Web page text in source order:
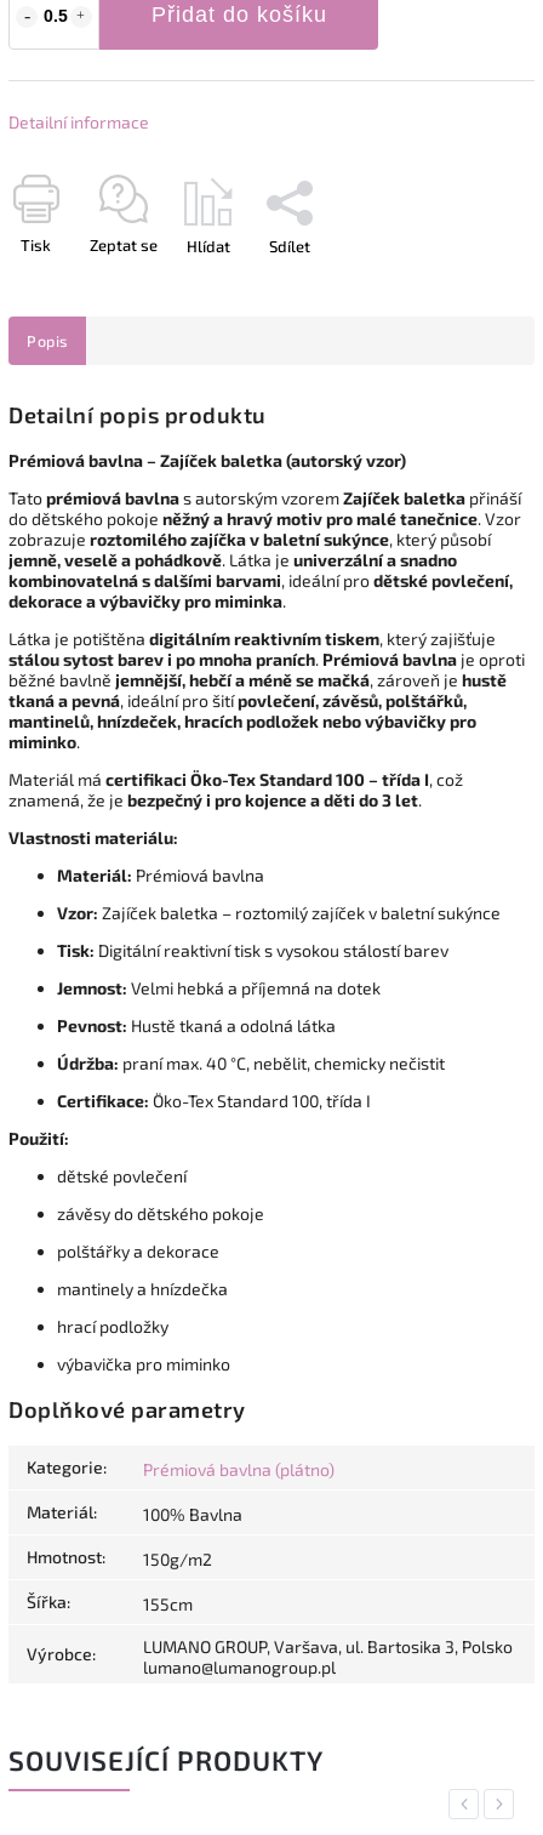
Přidat do košíku
Detailní informace
Tisk Zeptat se Hlídat Sdílet
Popis
Detailní popis produktu
Prémiová bavlna – Zajíček baletka (autorský vzor)
Tatoprémiová bavlnas autorským vzoremZajíček baletka přináší
do dětského pokoje něžný a hravý motiv pro malé tanečnice. Vzor
zobrazuje roztomilého zajíčka v baletní sukýnce, který působí
jemně, veselě a pohádkově. Látka je univerzální a snadno
kombinovatelná s dalšími barvami, ideální prodětské povlečení,
dekorace a výbavičky pro miminka.
Látka je potištěna digitálním reaktivním tiskem, který zajišťuje
stálou sytost barev i po mnoha praních. Prémiová bavlna je oproti
běžné bavlně jemnější, hebčí a méně se mačká, zároveň je hustě
tkaná a pevná, ideální pro šitípovlečení, závěsů, polštářků,
mantinelů, hnízdeček, hracích podložek nebo výbavičky pro
miminko.
Materiál má certifikaci Öko-Tex Standard 100 – třída I, což
znamená, že je bezpečný i pro kojence a děti do 3 let.
Vlastnosti materiálu:
Materiál: Prémiová bavlna
Vzor: Zajíček baletka – roztomilý zajíček v baletní sukýnce
Tisk: Digitální reaktivní tisk s vysokou stálostí barev
Jemnost: Velmi hebká a příjemná na dotek
Pevnost: Hustě tkaná a odolná látka
Údržba: praní max. 40 °C, nebělit, chemicky nečistit
Certifikace: Öko-Tex Standard 100, třída I
Použití:
dětské povlečení
závěsy do dětského pokoje
polštářky a dekorace
mantinely a hnízdečka
hrací podložky
výbavička pro miminko
Doplňkové parametry
Kategorie: Prémiová bavlna (plátno)
Materiál: 100% Bavlna
Hmotnost: 150g/m2
Šířka: 155cm
Výrobce:
LUMANO GROUP, Varšava, ul. Bartosika 3, Polsko
lumano@lumanogroup.pl
SOUVISEJÍCÍ PRODUKTY
Previous
Next